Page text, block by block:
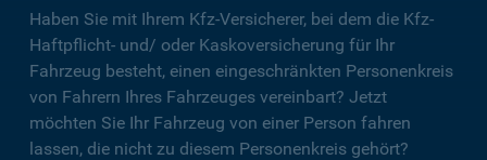
Haben Sie mit Ihrem Kfz-Versicherer, bei dem die Kfz-
Haftpflicht- und/ oder Kaskoversicherung für Ihr
Fahrzeug besteht, einen eingeschränkten Personenkreis
von Fahrern Ihres Fahrzeuges vereinbart? Jetzt
möchten Sie Ihr Fahrzeug von einer Person fahren
lassen, die nicht zu diesem Personenkreis gehört?